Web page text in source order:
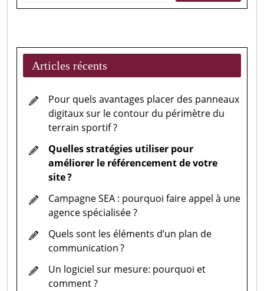
Articles récents
Pour quels avantages placer des panneaux
digitaux sur le contour du périmètre du
terrain sportif ?
Quelles stratégies utiliser pour
améliorer le référencement de votre
site ?
Campagne SEA : pourquoi faire appel à une
agence spécialisée ?
Quels sont les éléments d’un plan de
communication ?
Un logiciel sur mesure: pourquoi et
comment ?